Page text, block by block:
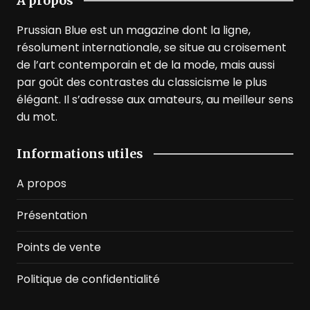
Prussian Blue est un magazine dont la ligne,
résolument internationale, se situe au croisement
de l’art contemporain et de la mode, mais aussi
par goût des contrastes du classicisme le plus
élégant. Il s’adresse aux amateurs, au meilleur sens
du mot.
Informations utiles
A propos
Présentation
Points de vente
Politique de confidentialité